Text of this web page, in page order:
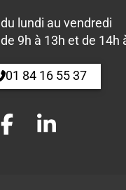
du lundi au vendredi
de 9h à 13h et de 14h
01 84 16 55 37